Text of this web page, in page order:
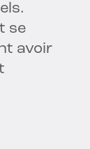
se
avoir